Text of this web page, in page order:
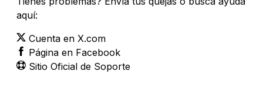
aquí:
Cuenta en X.com
Página en Facebook
Sitio Oficial de Soporte